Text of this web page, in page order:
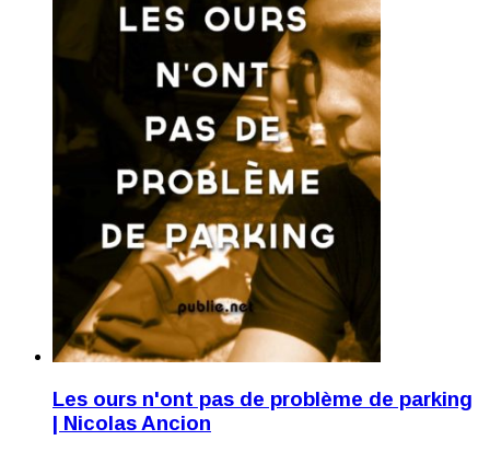
Les ours n'ont pas de problème de parking
| Nicolas Ancion